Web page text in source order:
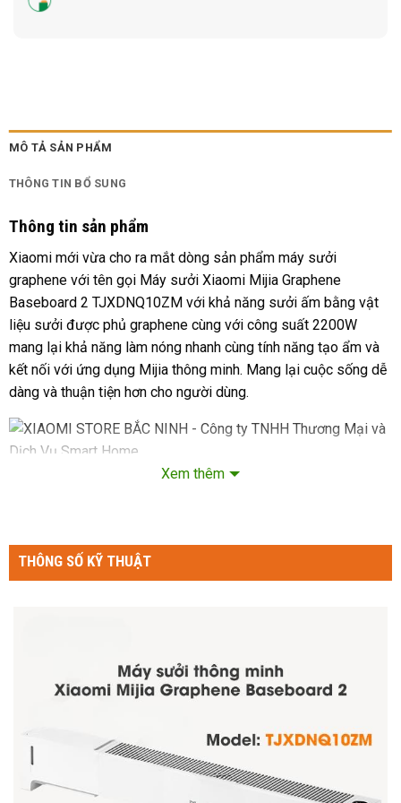
MÔ TẢ SẢN PHẨM
THÔNG TIN BỔ SUNG
Thông tin sản phẩm
Xiaomi mới vừa cho ra mắt dòng sản phẩm máy sưởi
graphene với tên gọi Máy sưởi Xiaomi Mijia Graphene
Baseboard 2 TJXDNQ10ZM với khả năng sưởi ấm bằng vật
liệu sưởi được phủ graphene cùng với công suất 2200W
mang lại khả năng làm nóng nhanh cùng tính năng tạo ẩm và
kết nối với ứng dụng Mijia thông minh. Mang lại cuộc sống dễ
dàng và thuận tiện hơn cho người dùng.
hỗ trợ tạo ẩm thông minh giúp giữ độ ẩm không khí trong quá
Máy sưởi Xiaomi Mijia Graphene 2 được trang bị vật liệu sưởi
có lớp phủ graphene giúp làm nóng nhanh chỉ trong 5 giây. Khi
về đến nhà và bật máy sưởi, chỉ sau thao tác cởi áo khoác là
Xem thêm
THÔNG SỐ KỸ THUẬT